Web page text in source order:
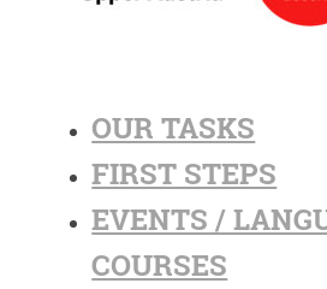
OUR TASKS
FIRST STEPS
EVENTS /
COURSES